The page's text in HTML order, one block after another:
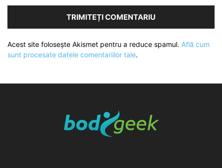
Acest site folosește Akismet pentru a reduce spamul. Află cum
sunt procesate datele comentariilor tale.